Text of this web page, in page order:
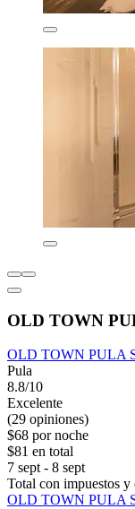
OLD TOWN
OLD TOWN PULA
Pula
8.8/10
Excelente
(29 opiniones)
$68 por noche
$81 en total
7 sept - 8 sept
Total con impuestos y
OLD TOWN PULA